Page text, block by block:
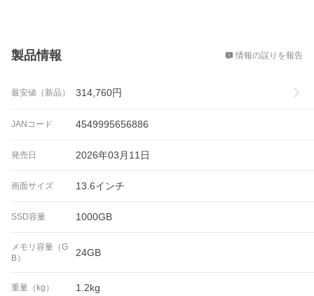
製品情報 情報の誤りを報告
最安値（新品） 314,760円
JANコード 4549995656886
発売日 2026年03月11日
画面サイズ 13.6インチ
SSD容量 1000GB
メモリ容量（G
B）
24GB
重量（kg） 1.2kg